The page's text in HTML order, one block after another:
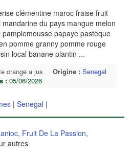
clémentine maroc fraise fruit
du pays mangue melon
papaye pastèque
pomme granny pomme rouge
local banane plantin ...
orange a jus Origine : Senegal
: 05/06/2026
| Senegal |
Fruit De La Passion,
autres